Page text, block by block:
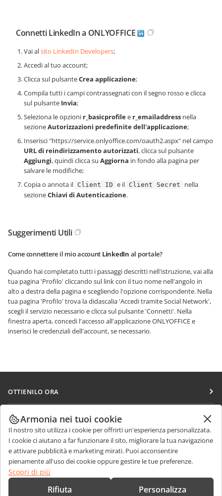
Connetti LinkedIn a ONLYOFFICE
Vai alsito LinkedIn Developers;
Accedi al tuo account;
Clicca sul pulsanteCrea applicazione;
Compila tutti i campi contrassegnati con il segno rosso e clicca
sul pulsante Invia;
Seleziona le opzioni r_basicprofilee r_emailaddress nella
sezioneAutorizzazioni predefinite dell'applicazione;
Inserisci "https://service.onlyoffice.com/oauth2.aspx" nel campo
URL di reindirizzamento autorizzati, clicca sul pulsante
Aggiungi, quindi clicca su Aggiorna in fondo alla pagina per
salvare le modifiche;
Copia o annota il Client ID e il Client Secret
nella
sezioneChiavi di Autenticazione.
Suggerimenti Utili
Come connettere il mio account LinkedIn al portale?
Quando hai completato tutti i passaggi descritti nell'istruzione, vai alla
tua pagina 'Profilo' cliccando sul link con il tuo nome nell'angolo in
alto a destra della pagina e scegliendo l'opzione corrispondente. Nella
tua pagina 'Profilo' trova la didascalia 'Accedi tramite Social Network',
scegli il servizio necessario e clicca sul pulsante 'Connetti'. Nella
finestra aperta, concedi l'accesso all'applicazione ONLYOFFICE e
inserisci le credenziali dell'account, se necessario.
OTTIENILO ORA
Docs
DocSpace
Workspace
Connettori
App desktop
COLLABORA
Per i contributori
Per i traduttori
Per gli influencer
Offerte di lavoro
RICEVI NOTIZIE
Blog
RICEVI AIUTO
Forum
CONTATTACI
Armonia nei tuoi cookie
Il nostro sito utilizza i cookie per offrirti un'esperienza personalizzata.
I cookie ci aiutano a far funzionare il sito, migliorare la tua navigazione
e attivare pubblicità e marketing mirati. Puoi acconsentire
pienamente all'uso dei cookie oppure gestire le tue preferenze.
Scopri di più
Rifiuta Personalizza